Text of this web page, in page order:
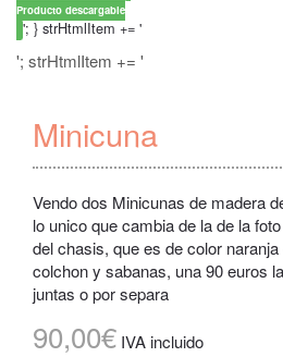
Producto descargable
'; } strHtmlItem += '
'; strHtmlItem += '
Minicuna
Vendo dos Minicunas de madera
lo unico que cambia de la de la
del chasis, que es de color
colchon y sabanas, una 90 euros
juntas o por separa
90,00€ IVA incluido